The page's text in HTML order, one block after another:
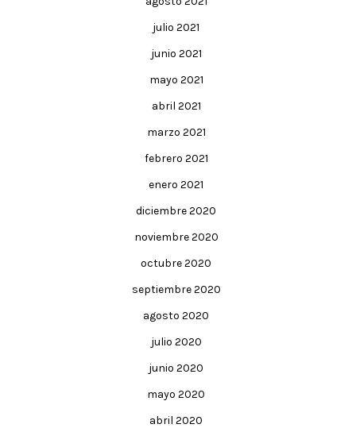
julio 2021
junio 2021
mayo 2021
abril 2021
marzo 2021
febrero 2021
enero 2021
diciembre 2020
noviembre 2020
octubre 2020
septiembre 2020
agosto 2020
julio 2020
junio 2020
mayo 2020
abril 2020